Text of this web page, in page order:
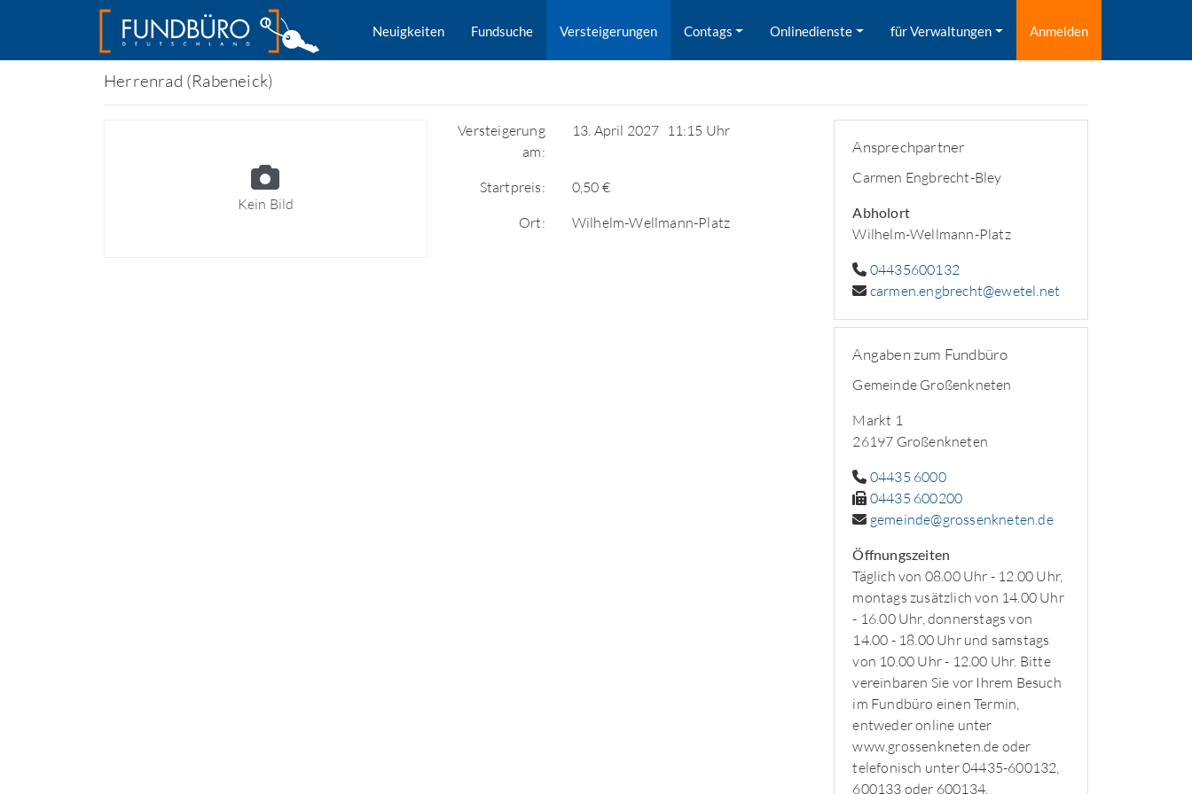
Neuigkeiten Fundsuche Versteigerungen Contags Onlinedienste für Verwaltungen Anmelden
Herrenrad (Rabeneick)
Kein Bild
Versteigerung
am:
13. April 2027 11:15 Uhr
Startpreis:
0,50 €
Ort:
Wilhelm-Wellmann-Platz
Ansprechpartner
Carmen Engbrecht-Bley
Abholort
Wilhelm-Wellmann-Platz
04435600132
carmen.engbrecht@ewetel.net
Angaben zum Fundbüro
Gemeinde Großenkneten
Markt 1
26197 Großenkneten
04435 6000
04435 600200
gemeinde@grossenkneten.de
Öffnungszeiten
Täglich von 08.00 Uhr - 12.00 Uhr,
montags zusätzlich von 14.00 Uhr
- 16.00 Uhr, donnerstags von
14.00 - 18.00 Uhr und samstags
von 10.00 Uhr - 12.00 Uhr. Bitte
vereinbaren Sie vor Ihrem Besuch
im Fundbüro einen Termin,
entweder online unter
www.grossenkneten.de oder
telefonisch unter 04435-600132,
600133 oder 600134.